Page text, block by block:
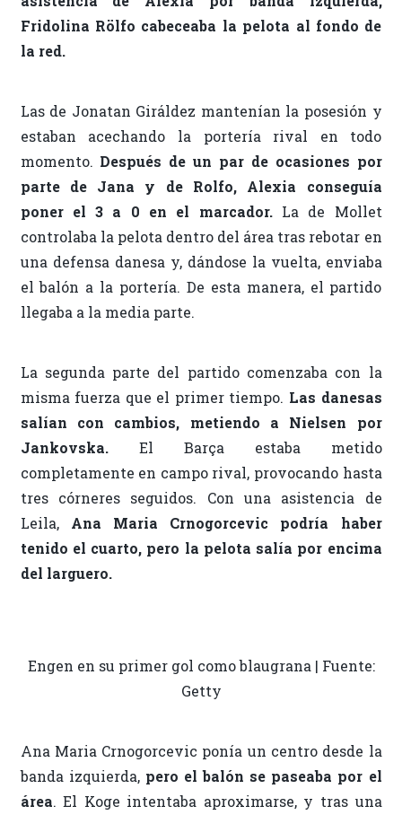
Fridolina Rölfo cabeceaba la pelota al fondo de
la red.
Las de Jonatan Giráldez mantenían la posesión y
estaban acechando la portería rival en todo
momento. Después de un par de ocasiones por
parte de Jana y de Rolfo, Alexia conseguía
poner el 3 a 0 en el marcador.La de Mollet
controlaba la pelota dentro del área tras rebotar en
una defensa danesa y, dándose la vuelta, enviaba
el balón a la portería. De esta manera, el partido
llegaba a la media parte.
La segunda parte del partido comenzaba con la
misma fuerza que el primer tiempo. Las danesas
salían con cambios, metiendo a Nielsen por
Jankovska.El Barça estaba metido
completamente en campo rival, provocando hasta
tres córneres seguidos. Con una asistencia de
Leila, Ana Maria Crnogorcevic podría haber
tenido el cuarto, pero la pelota salía por encima
del larguero.
Engen en su primer gol como blaugrana | Fuente:
Getty
Ana Maria Crnogorcevic ponía un centro desde la
banda izquierda, pero el balón se paseaba por el
área. El Koge intentaba aproximarse, y tras una